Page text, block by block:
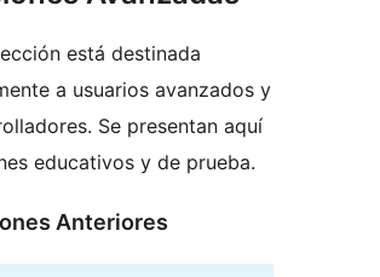
está destinada
a usuarios avanzados y
Se presentan aquí
educativos y de prueba.
Anteriores